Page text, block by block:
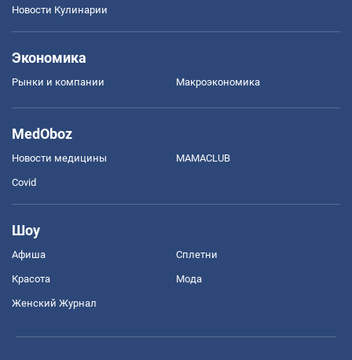
Новости Кулинарии
Экономика
Рынки и компании Mакроэкономика
MedOboz
Новости медицины MAMACLUB
Covid
Шоу
Афиша Сплетни
Красота Мода
Женский Журнал